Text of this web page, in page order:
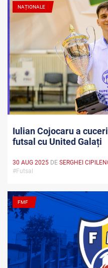
NAȚIONALE
Iulian Cojocaru a
futsal cu United Galați
30 AUG 2025 DE SERGHEI
#Futsal
FMF